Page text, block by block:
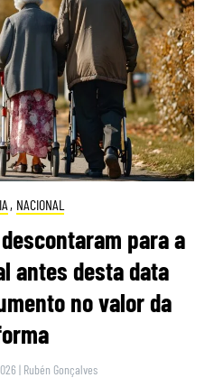
, NACIONAL
para a
antes desta data
no valor da
| Rubén Gonçalves